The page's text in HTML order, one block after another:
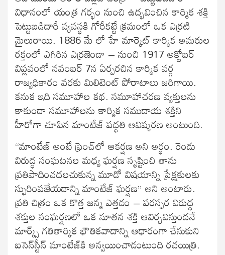
విధానంలో యంత్ర గర్భం నుంచి ఉద్భవించిన కార్మిక శక్తి
పెట్టుబడిదారీ వ్యవస్థకి గోరీకట్టే క్రమంలో ఒక ఎర్రటి
మైలురాయి. 1886 మే లో హే మార్కెట్‍ కార్మిక అమరుల
రక్తంలో ఎగిరిన ఎర్రజెండా – నుంచి 1917 అక్టోబర్‍
విప్లవంలో నవంబర్‍ 7న ఏర్పరచిన కార్మిక వర్గ
రాజ్యధికారం వరకు మిలిటెంట్‍ పోరాటాలు జరిగాయి.
కనుక ఇది సమూహాల కథ. సమూహాచరణ వ్యక్తులను
కాకుండా సమూహాలను కార్మిక సముదాయ శక్తిని
హీరోగా చూపిన మాంటేజ్‍ పద్ధతి ఆవిష్కరణ అంటుంది.
“మాంటేజ్‍ అంటే ఫ్రెంచ్‍లో ఆకర్షణ అని అర్థం. రెండు
విరుద్ధ సంఘటనల మధ్య ఘర్షణ సృష్టించి తాను
ప్రతిపాదించదలచుకున్న మూడో విషయాన్ని ప్రేక్షకులకు
స్ఫురింపజేయడాన్ని మాంటేజ్‍ ఘర్షణ” అని అంటారు.
ప్రతి చిత్రం ఒక కొత్త జన్మ ఎత్తడం – పరస్పర విరుద్ధ
శక్తుల సంఘర్షణలో ఒక నూతన శక్తి ఆవిర్భవిస్తుందనే
మార్క్స్ గతితార్కిక భౌతికవాదాన్ని ఆధారంగా చేసుకుని
ఐసెన్‍స్టీన్‍ మాంటేజ్‍కి అన్వయించాడంటుంది రచయిత్రి.